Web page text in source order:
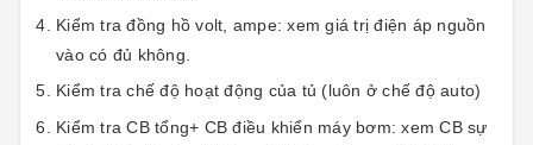
Kiểm tra đồng hồ volt, ampe: xem giá trị điện áp nguồn
vào có đủ không.
Kiểm tra chế độ hoạt động của tủ (luôn ở chế độ auto)
Kiểm tra CB tổng+ CB điều khiển máy bơm: xem CB sự